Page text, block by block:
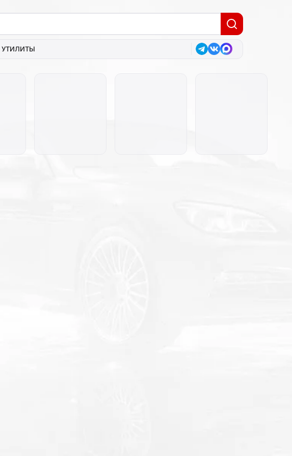
УТИЛИТЫ